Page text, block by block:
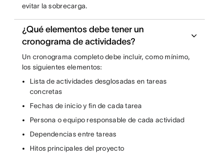
evitar la sobrecarga.
¿Qué elementos debe tener un
cronograma de actividades?
Un cronograma completo debe incluir, como mínimo,
los siguientes elementos:
Lista de actividades desglosadas en tareas
concretas
Fechas de inicio y fin de cada tarea
Persona o equipo responsable de cada actividad
Dependencias entre tareas
Hitos principales del proyecto